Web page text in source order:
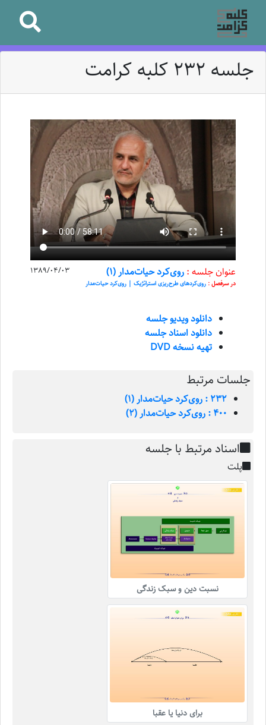
جلسه 232 کلبه کرامت
1389/04/03 عنوان جلسه : روی‌کرد حیات‌مدار (1)
در سرفصل : روی‌کرد‌های طرح‌ریزی استراتژیک | روی‌کرد حیات‌مدار
دانلود ویدیو جلسه
دانلود اسناد جلسه
تهیه نسخه DVD
جلسات مرتبط
232 : روی‌کرد حیات‌مدار (1)
400 : روی‌کرد حیات‌مدار (2)
اسناد مرتبط با جلسه
پلت
نسبت دین و سبک زندگی
برای دنیا یا عقبا